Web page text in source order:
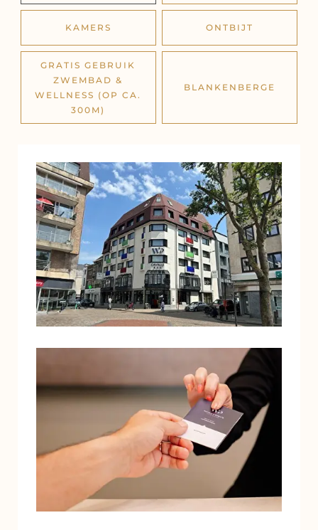
KAMERS ONTBIJT
GRATIS GEBRUIK
ZWEMBAD &
WELLNESS (OP CA.
300M)
BLANKENBERGE